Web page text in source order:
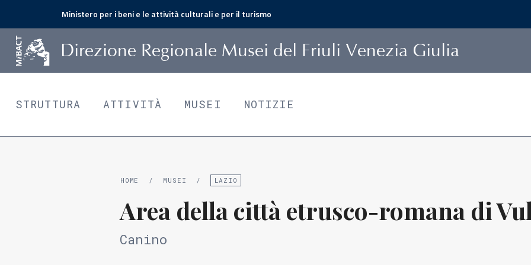
Ministero per i beni e le attività culturali e per il turismo
Direzione Regionale Musei del Friuli Venezia Giulia
STRUTTURA ATTIVITÀ MUSEI NOTIZIE
HOME / MUSEI / LAZIO
Area della città etrusco-romana di
Canino